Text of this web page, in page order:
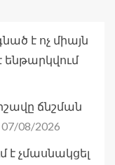
է ոչ միայն
ենթարկվում
ճնշման
07/08/2026
է չմասնակցել